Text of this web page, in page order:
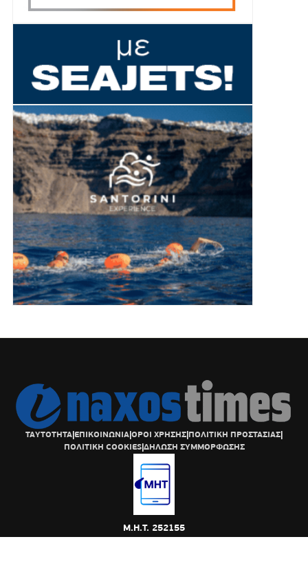
ΤΑΥΤΟΤΗΤΑ|ΕΠΙΚΟΙΝΩΝΙΑ|ΟΡΟΙ ΧΡΗΣΗΣ|ΠΟΛΙΤΙΚΗ ΠΡΟΣΤΑΣΙΑΣ|
ΠΟΛΙΤΙΚΗ COOKIES|ΔΗΛΩΣΗ ΣΥΜΜΟΡΦΩΣΗΣ
Μ.Η.Τ. 252155